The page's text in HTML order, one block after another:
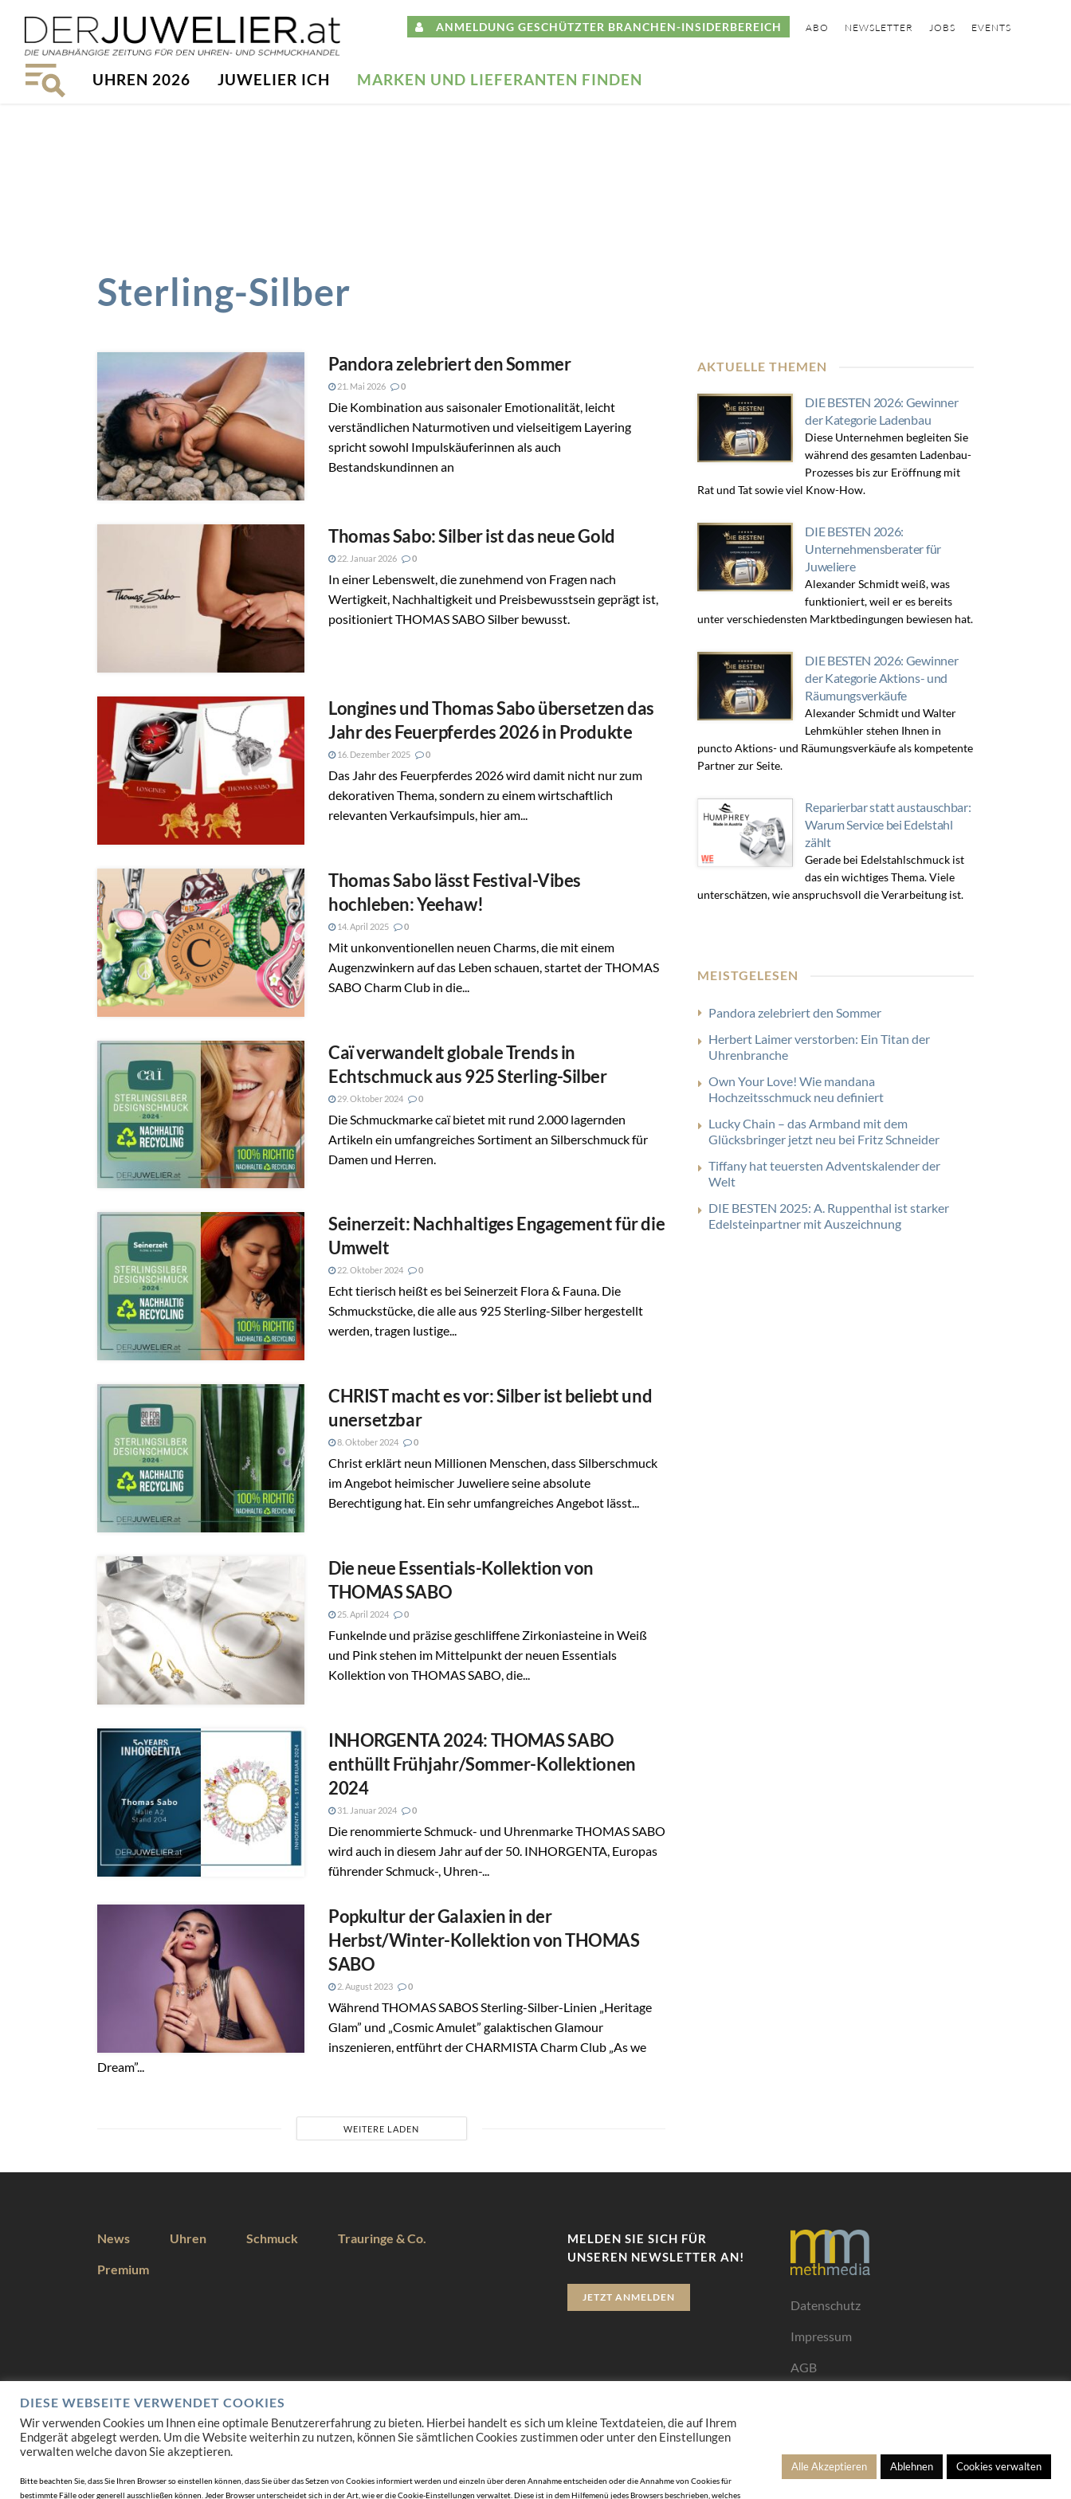
ANMELDUNG GESCHÜTZTER BRANCHEN-INSIDERBEREICH ABO NEWSLETTER JOBS EVENTS
UHREN 2026 JUWELIER ICH MARKEN UND LIEFERANTEN FINDEN
Sterling-Silber
Pandora zelebriert den Sommer
21. Mai 2026 0
Die Kombination aus saisonaler Emotionalität, leicht
verständlichen Naturmotiven und vielseitigem Layering
spricht sowohl Impulskäuferinnen als auch
Bestandskundinnen an
Thomas Sabo: Silber ist das neue Gold
22. Januar 2026 0
In einer Lebenswelt, die zunehmend von Fragen nach
Wertigkeit, Nachhaltigkeit und Preisbewusstsein geprägt ist,
positioniert THOMAS SABO Silber bewusst.
Longines und Thomas Sabo übersetzen das
Jahr des Feuerpferdes 2026 in Produkte
16. Dezember 2025 0
Das Jahr des Feuerpferdes 2026 wird damit nicht nur zum
dekorativen Thema, sondern zu einem wirtschaftlich
relevanten Verkaufsimpuls, hier am...
Thomas Sabo lässt Festival-Vibes
hochleben: Yeehaw!
14. April 2025 0
Mit unkonventionellen neuen Charms, die mit einem
Augenzwinkern auf das Leben schauen, startet der THOMAS
SABO Charm Club in die...
Caï verwandelt globale Trends in
Echtschmuck aus 925 Sterling-Silber
29. Oktober 2024 0
Die Schmuckmarke caï bietet mit rund 2.000 lagernden
Artikeln ein umfangreiches Sortiment an Silberschmuck für
Damen und Herren.
Seinerzeit: Nachhaltiges Engagement für die
Umwelt
22. Oktober 2024 0
Echt tierisch heißt es bei Seinerzeit Flora & Fauna. Die
Schmuckstücke, die alle aus 925 Sterling-Silber hergestellt
werden, tragen lustige...
CHRIST macht es vor: Silber ist beliebt und
unersetzbar
8. Oktober 2024 0
Christ erklärt neun Millionen Menschen, dass Silberschmuck
im Angebot heimischer Juweliere seine absolute
Berechtigung hat. Ein sehr umfangreiches Angebot lässt...
Die neue Essentials-Kollektion von
THOMAS SABO
25. April 2024 0
Funkelnde und präzise geschliffene Zirkoniasteine in Weiß
und Pink stehen im Mittelpunkt der neuen Essentials
Kollektion von THOMAS SABO, die...
INHORGENTA 2024: THOMAS SABO
enthüllt Frühjahr/Sommer-Kollektionen
2024
31. Januar 2024 0
Die renommierte Schmuck- und Uhrenmarke THOMAS SABO
wird auch in diesem Jahr auf der 50. INHORGENTA, Europas
führender Schmuck-, Uhren-...
Popkultur der Galaxien in der
Herbst/Winter-Kollektion von THOMAS
SABO
2. August 2023 0
Während THOMAS SABOS Sterling-Silber-Linien „Heritage
Glam” und „Cosmic Amulet” galaktischen Glamour
inszenieren, entführt der CHARMISTA Charm Club „As we
Dream”...
WEITERE LADEN
AKTUELLE THEMEN
DIE BESTEN 2026: Gewinner
der Kategorie Ladenbau
Diese Unternehmen begleiten Sie
während des gesamten Ladenbau-
Prozesses bis zur Eröffnung mit
Rat und Tat sowie viel Know-How.
DIE BESTEN 2026:
Unternehmensberater für
Juweliere
Alexander Schmidt weiß, was
funktioniert, weil er es bereits
unter verschiedensten Marktbedingungen bewiesen hat.
DIE BESTEN 2026: Gewinner
der Kategorie Aktions- und
Räumungsverkäufe
Alexander Schmidt und Walter
Lehmkühler stehen Ihnen in
puncto Aktions- und Räumungsverkäufe als kompetente
Partner zur Seite.
Reparierbar statt austauschbar:
Warum Service bei Edelstahl
zählt
Gerade bei Edelstahlschmuck ist
das ein wichtiges Thema. Viele
unterschätzen, wie anspruchsvoll die Verarbeitung ist.
MEISTGELESEN
Pandora zelebriert den Sommer
Herbert Laimer verstorben: Ein Titan der
Uhrenbranche
Own Your Love! Wie mandana
Hochzeitsschmuck neu definiert
Lucky Chain – das Armband mit dem
Glücksbringer jetzt neu bei Fritz Schneider
Tiffany hat teuersten Adventskalender der
Welt
DIE BESTEN 2025: A. Ruppenthal ist starker
Edelsteinpartner mit Auszeichnung
News Uhren Schmuck Trauringe & Co.
Premium
MELDEN SIE SICH FÜR
UNSEREN NEWSLETTER AN!
JETZT ANMELDEN
Datenschutz
Impressum
AGB
DIESE WEBSEITE VERWENDET COOKIES
Wir verwenden Cookies um Ihnen eine optimale Benutzererfahrung zu bieten. Hierbei handelt es sich um kleine Textdateien, die auf Ihrem
Endgerät abgelegt werden. Um die Website weiterhin zu nutzen, können Sie sämtlichen Cookies zustimmen oder unter den Einstellungen
verwalten welche davon Sie akzeptieren.
Bitte beachten Sie, dass Sie Ihren Browser so einstellen können, dass Sie über das Setzen von Cookies informiert werden und einzeln über deren Annahme entscheiden oder die Annahme von Cookies für
bestimmte Fälle oder generell ausschließen können. Jeder Browser unterscheidet sich in der Art, wie er die Cookie-Einstellungen verwaltet. Diese ist in dem Hilfemenü jedes Browsers beschrieben, welches
Alle Akzeptieren Ablehnen Cookies verwalten